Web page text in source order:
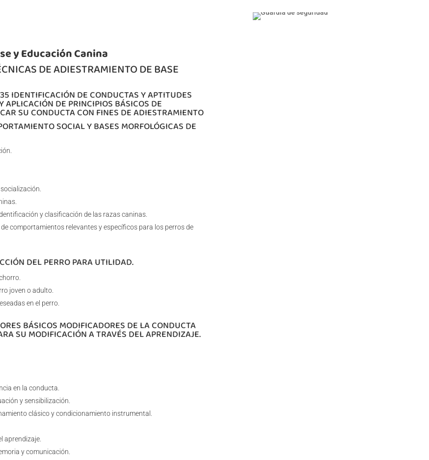
y Educación Canina
DE ADIESTRAMIENTO DE BASE
IDENTIFICACIÓN DE CONDUCTAS Y APTITUDES
APLICACIÓN DE PRINCIPIOS BÁSICOS DE
SU CONDUCTA CON FINES DE ADIESTRAMIENTO
SOCIAL Y BASES MORFOLÓGICAS DE
y clasificación de las razas caninas.
comportamientos relevantes y específicos para los perros de
DEL PERRO PARA UTILIDAD.
joven o adulto.
en el perro.
BÁSICOS MODIFICADORES DE LA CONDUCTA
SU MODIFICACIÓN A TRAVÉS DEL APRENDIZAJE.
en la conducta.
y sensibilización.
clásico y condicionamiento instrumental.
aprendizaje.
y comunicación.